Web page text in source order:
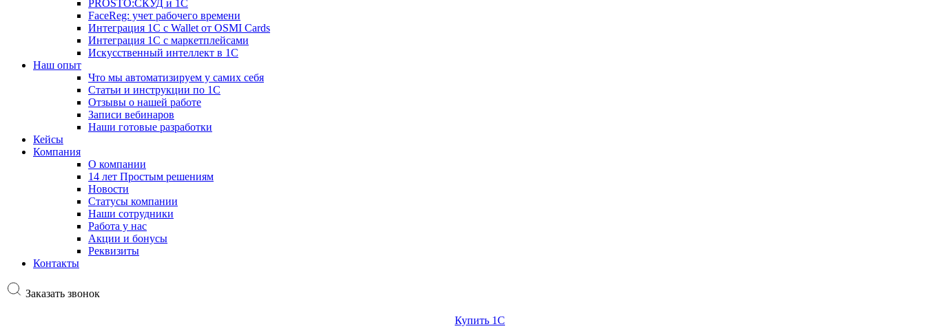
PROSTO:СКУД и 1С
FaceReg: учет рабочего времени
Интеграция 1С с Wallet от OSMI Cards
Интеграция 1С с маркетплейсами
Искусственный интеллект в 1С
Наш опыт
Что мы автоматизируем у самих себя
Статьи и инструкции по 1С
Отзывы о нашей работе
Записи вебинаров
Наши готовые разработки
Кейсы
Компания
О компании
14 лет Простым решениям
Новости
Статусы компании
Наши сотрудники
Работа у нас
Акции и бонусы
Реквизиты
Контакты
Заказать звонок
Купить 1С